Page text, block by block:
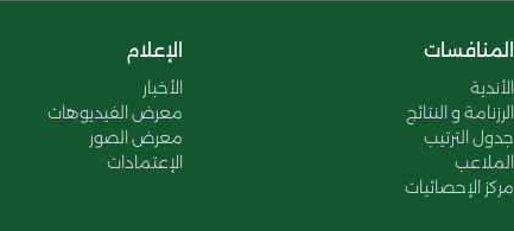
المنافسات
الأندية
الرزنامة و النتائج
جدول الترتيب
الملاعب
مركز الإحصائيات
الإعلام
الأخبار
معرض الفيديوهات
معرض الصور
الإعتمادات